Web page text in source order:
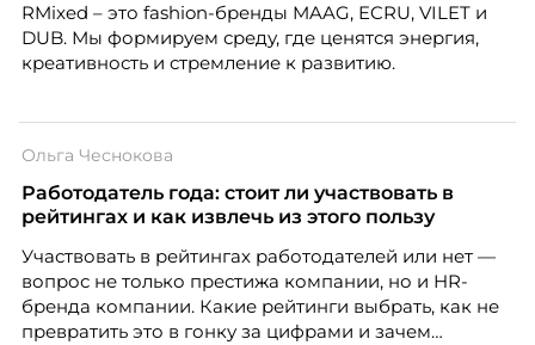
RMixed – это fashion-бренды MAAG, ECRU, VILET и
DUB. Мы формируем среду, где ценятся энергия,
креативность и стремление к развитию.
Ольга Чеснокова
Работодатель года: стоит ли участвовать в
рейтингах и как извлечь из этого пользу
Участвовать в рейтингах работодателей или нет —
вопрос не только престижа компании, но и HR-
бренда компании. Какие рейтинги выбрать, как не
превратить это в гонку за цифрами и зачем